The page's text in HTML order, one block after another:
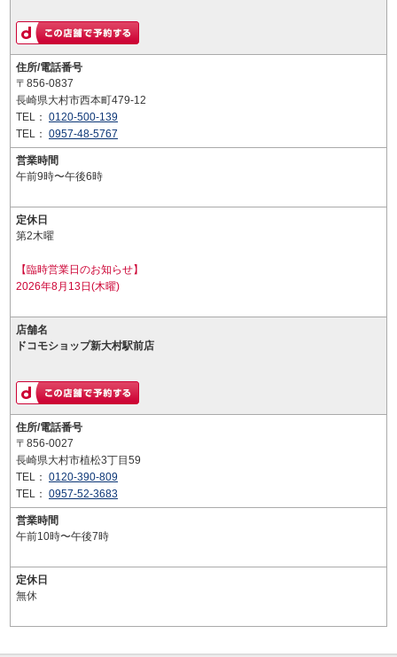
住所/電話番号
〒856-0837
長崎県大村市西本町479-12
TEL： 0120-500-139
TEL： 0957-48-5767
営業時間
午前9時〜午後6時
定休日
第2木曜
【臨時営業日のお知らせ】
2026年8月13日(木曜)
店舗名
ドコモショップ新大村駅前店
住所/電話番号
〒856-0027
長崎県大村市植松3丁目59
TEL： 0120-390-809
TEL： 0957-52-3683
営業時間
午前10時〜午後7時
定休日
無休